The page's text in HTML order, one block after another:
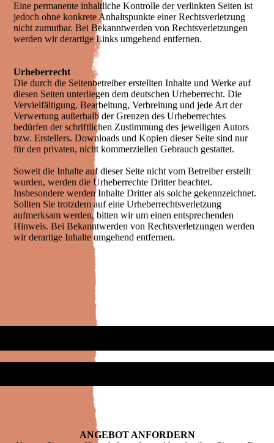
Eine permanente inhaltliche Kontrolle der verlinkten Seiten ist
jedoch ohne konkrete Anhaltspunkte einer Rechtsverletzung
nicht zumutbar. Bei Bekanntwerden von Rechtsverletzungen
werden wir derartige Links umgehend entfernen.
Urheberrecht
Die durch die Seitenbetreiber erstellten Inhalte und Werke auf
diesen Seiten unterliegen dem deutschen Urheberrecht. Die
Vervielfältigung, Bearbeitung, Verbreitung und jede Art der
Verwertung außerhalb der Grenzen des Urheberrechtes
bedürfen der schriftlichen Zustimmung des jeweiligen Autors
bzw. Erstellers. Downloads und Kopien dieser Seite sind nur
für den privaten, nicht kommerziellen Gebrauch gestattet.
Soweit die Inhalte auf dieser Seite nicht vom Betreiber erstellt
wurden, werden die Urheberrechte Dritter beachtet.
Insbesondere werden Inhalte Dritter als solche gekennzeichnet.
Sollten Sie trotzdem auf eine Urheberrechtsverletzung
aufmerksam werden, bitten wir um einen entsprechenden
Hinweis. Bei Bekanntwerden von Rechtsverletzungen werden
wir derartige Inhalte umgehend entfernen.
ANGEBOT ANFORDERN